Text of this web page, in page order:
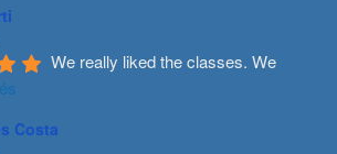
We really liked the classes. We
Costa